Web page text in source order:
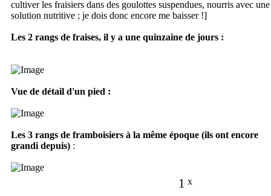
cultiver les fraisiers dans des goulottes suspendues, nourris avec une
solution nutritive ; je dois donc encore me baisser !]
Les 2 rangs de fraises, il y a une quinzaine de jours :
Vue de détail d'un pied :
Les 3 rangs de framboisiers à la même époque (ils ont encore
grandi depuis) :
1 x